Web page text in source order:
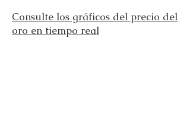
Consulte los gráficos del precio del
oro en tiempo real